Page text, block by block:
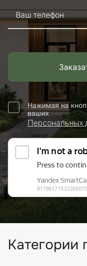
Ваш телефон
Нажимая на
ваших
Персональных
Категории